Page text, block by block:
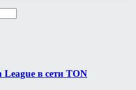
League в сети TON